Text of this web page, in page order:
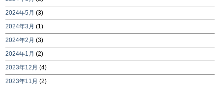
2024年5月 (3)
2024年3月 (1)
2024年2月 (3)
2024年1月 (2)
2023年12月 (4)
2023年11月 (2)